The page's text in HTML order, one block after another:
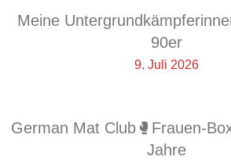
Meine
90er
9. Juli 2026
German Mat Club🥊Frauen-
Jahre